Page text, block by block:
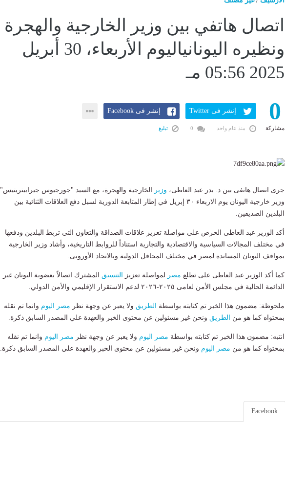
اتصال هاتفي بين وزير الخارجية والهجرة
ونظيره اليونانياليوم الأربعاء، 30 أبريل
2025 05:56 مـ
0
مشاركة
إنشر فى Twitter إنشر فى Facebook
منذ عام واحد تبليغ
جرى اتصال هاتفى بين د. بدر عبد العاطى، وزير
الخارجية والهجرة، مع السيد "جورجيوس جيرابيتريتيس"
وزير خارجية اليونان يوم الاربعاء ٣٠ إبريل في إطار المتابعة الدورية لسبل دفع العلاقات الثنائية بين
البلدين الصديقين.
أكد الوزير عبد العاطى الحرص على مواصلة تعزيز علاقات الصداقة والتعاون التي تربط البلدين ودفعها
في مختلف المجالات السياسية والاقتصادية والتجارية استناداً للروابط التاريخية، وأشاد وزير الخارجية
بمواقف اليونان المساندة لمصر في مختلف المحافل الدولية وبالاتحاد الأوروبى.
كما أكد الوزير عبد العاطى على تطلع مصر لمواصلة تعزيز التنسيق المشترك اتصالاً بعضوية اليونان غير
الدائمة الحالية في مجلس الأمن لعامى ٢٠٢٥-٢٠٢٦ لدعم الاستقرار الإقليمي والأمن الدولي.
ملحوظة: مضمون هذا الخبر تم كتابته بواسطة الطريق ولا يعبر عن وجهة نظر مصر اليوم وانما تم نقله
بمحتواه كما هو من
الطريق ونحن غير مسئولين عن محتوى الخبر والعهدة علي المصدر السابق ذكرة.
انتبه: مضمون هذا الخبر تم كتابته بواسطة مصر اليوم ولا يعبر عن وجهة نظر مصر اليوم وانما تم نقله
بمحتواه كما هو من مصر اليوم ونحن غير مسئولين عن محتوى الخبر والعهدة علي المصدر السابق ذكرة.
Facebook